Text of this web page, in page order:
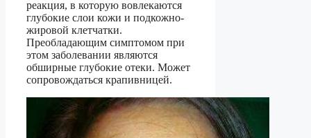
реакция, в которую вовлекаются
глубокие слои кожи и подкожно-
жировой клетчатки.
Преобладающим симптомом при
этом заболевании являются
обширные глубокие отеки. Может
сопровождаться крапивницей.